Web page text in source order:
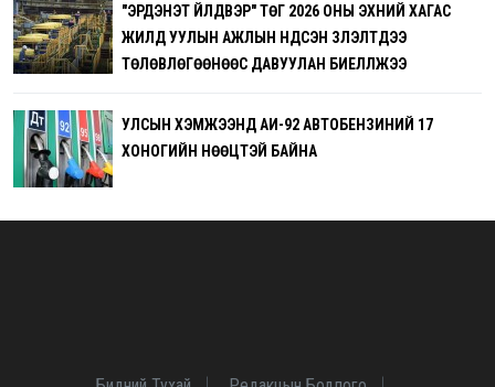
"ЭРДЭНЭТ ҮЙЛДВЭР" ТӨҮГ 2026 ОНЫ ЭХНИЙ ХАГАС
ЖИЛД УУЛЫН АЖЛЫН ҮНДСЭН ҮЗҮҮЛЭЛТҮҮДЭЭ
ТӨЛӨВЛӨГӨӨНӨӨС ДАВУУЛАН БИЕЛҮҮЛЖЭЭ
УЛСЫН ХЭМЖЭЭНД АИ-92 АВТОБЕНЗИНИЙ 17
ХОНОГИЙН НӨӨЦТЭЙ БАЙНА